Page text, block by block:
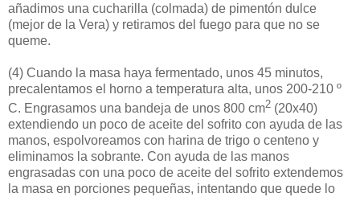
añadimos una cucharilla (colmada) de pimentón dulce
(mejor de la Vera) y retiramos del fuego para que no se
queme.
(4) Cuando la masa haya fermentado, unos 45 minutos,
precalentamos el horno a temperatura alta, unos 200-210 º
C. Engrasamos una bandeja de unos 800 cm2 (20x40)
extendiendo un poco de aceite del sofrito con ayuda de las
manos, espolvoreamos con harina de trigo o centeno y
eliminamos la sobrante. Con ayuda de las manos
engrasadas con una poco de aceite del sofrito extendemos
la masa en porciones pequeñas, intentando que quede lo